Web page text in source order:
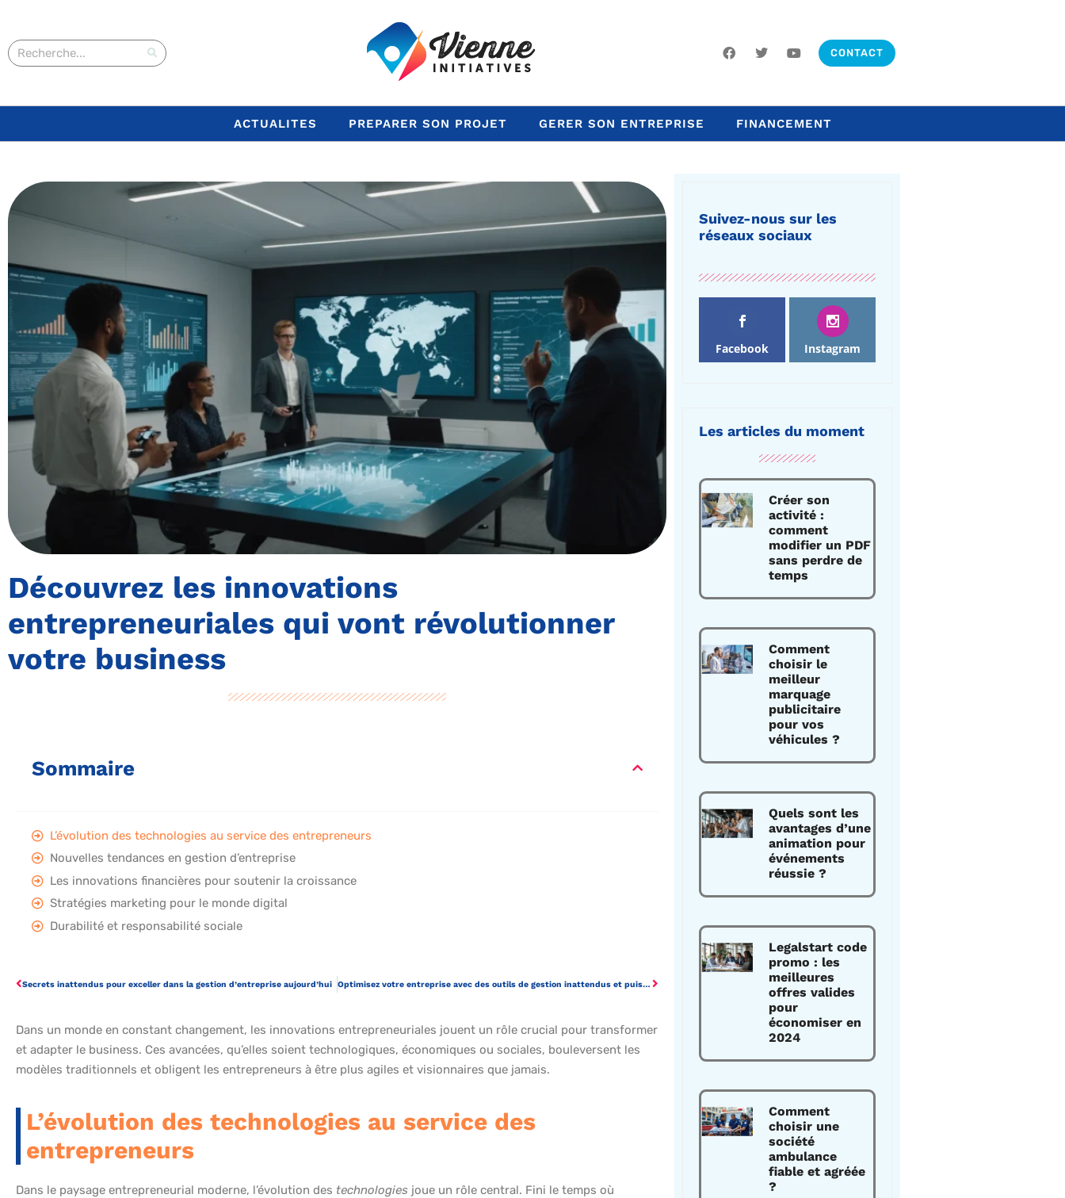
CONTACT
ACTUALITES PREPARER SON PROJET GERER SON ENTREPRISE FINANCEMENT
Découvrez les innovations
entrepreneuriales qui vont révolutionner
votre business
Sommaire
L’évolution des technologies au service des entrepreneurs
Nouvelles tendances en gestion d’entreprise
Les innovations financières pour soutenir la croissance
Stratégies marketing pour le monde digital
Durabilité et responsabilité sociale
Secrets inattendus pour exceller dans la gestion d’entreprise aujourd’hui Optimisez votre entreprise avec des outils de gestion inattendus et puissants
Dans un monde en constant changement, les innovations entrepreneuriales jouent un rôle crucial pour transformer
et adapter le business. Ces avancées, qu’elles soient technologiques, économiques ou sociales, bouleversent les
modèles traditionnels et obligent les entrepreneurs à être plus agiles et visionnaires que jamais.
L’évolution des technologies au service des
entrepreneurs
Dans le paysage entrepreneurial moderne, l’évolution des technologies joue un rôle central. Fini le temps où
Suivez-nous sur les
réseaux sociaux
Facebook Instagram
Les articles du moment
Créer son
activité :
comment
modifier un PDF
sans perdre de
temps
Comment
choisir le
meilleur
marquage
publicitaire
pour vos
véhicules ?
Quels sont les
avantages d’une
animation pour
événements
réussie ?
Legalstart code
promo : les
meilleures
offres valides
pour
économiser en
2024
Comment
choisir une
société
ambulance
fiable et agréée
?